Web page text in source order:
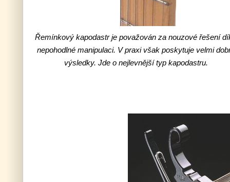
Řemínkový kapodastr je považován za nouzové řešení
nepohodlné manipulaci. V praxi však poskytuje velmi
výsledky. Jde o nejlevnější typ kapodastru.